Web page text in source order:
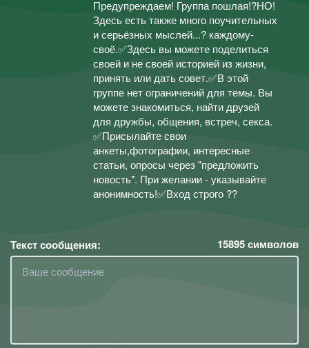
Предупреждаем! Группа пошлая!?НО!
Здесь есть также много поучительных
и серьёзных мыслей...? каждому-
своё.✅Здесь вы можете поделиться
своей и не своей историей из жизни,
принять или дать совет.✅В этой
группе нет ограничений для темы. Вы
можете знакомиться, найти друзей
для дружбы, общения, встреч, секса.
✅Присылайте свои
анкеты,фотографии, интересные
статьи, опросы через "предложить
новость". При желании - указывайте
анонимность!✅Вход строго ??
Текст сообщения: 15895символов